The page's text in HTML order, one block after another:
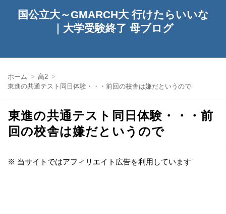
国公立大～GMARCH大 行けたらいいな
｜大学受験終了 母ブログ
ホーム
高2
東進の共通テスト同日体験・・・前回の校舎は嫌だというので
東進の共通テスト同日体験・・・前
回の校舎は嫌だというので
※ 当サイトではアフィリエイト広告を利用しています